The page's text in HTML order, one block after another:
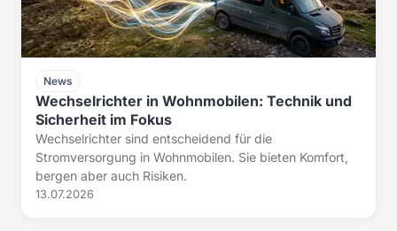
News
Wechselrichter in Wohnmobilen: Technik und
Sicherheit im Fokus
Wechselrichter sind entscheidend für die
Stromversorgung in Wohnmobilen. Sie bieten Komfort,
bergen aber auch Risiken.
13.07.2026